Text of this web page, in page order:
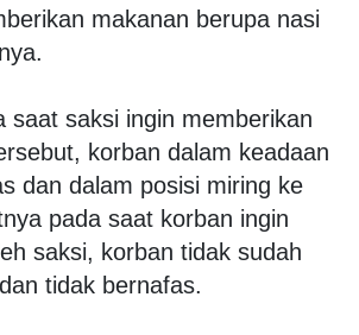
makanan berupa nasi
saat saksi ingin memberikan
korban dalam keadaan
dan dalam posisi miring ke
pada saat korban ingin
saksi, korban tidak sudah
tidak bernafas.